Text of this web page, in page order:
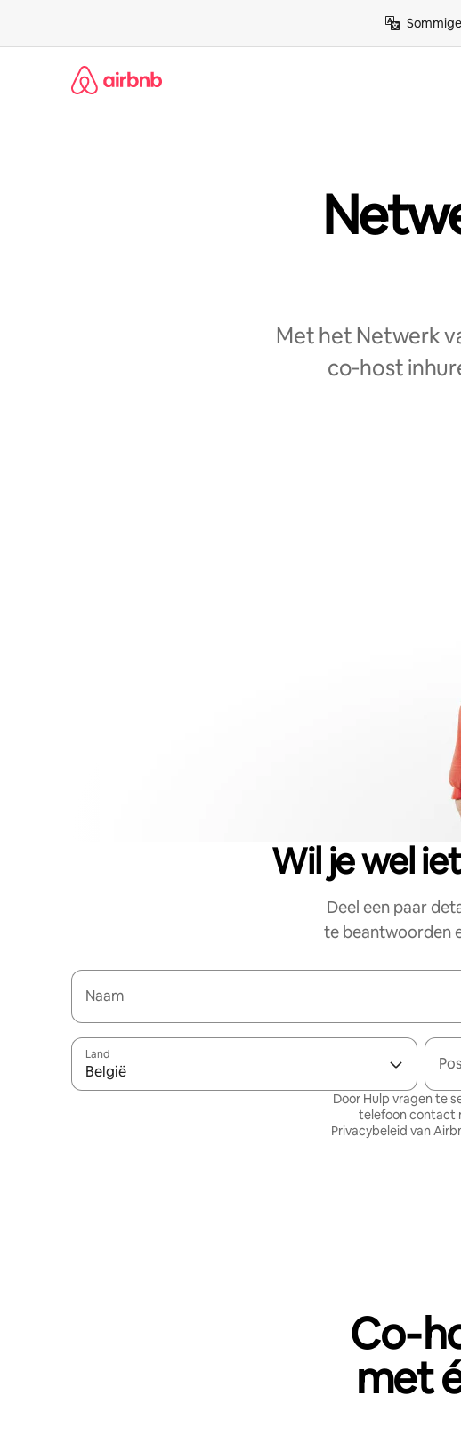
naar
Met het Netwerk
co‑host
Wil je wel
Deel een paar
te beantwoorden
Naam
Land
België
Door Hulp vragen te
telefoon contact
Privacybeleid van
met